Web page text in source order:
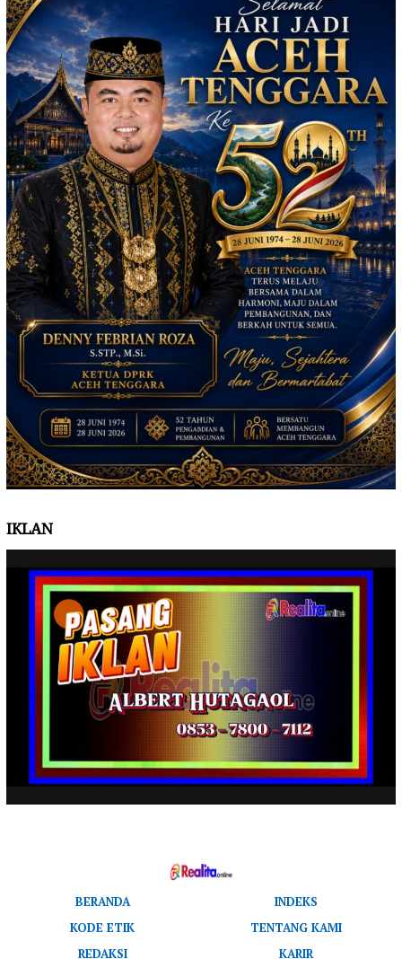
IKLAN
BERANDA
INDEKS
KODE ETIK
TENTANG KAMI
REDAKSI
KARIR